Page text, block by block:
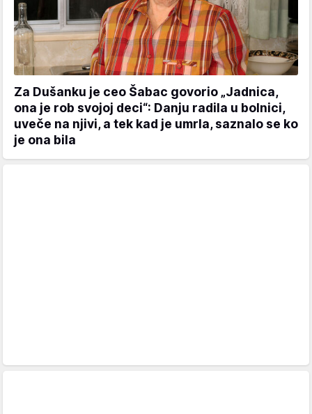
Za Dušanku je ceo Šabac govorio „Jadnica,
ona je rob svojoj deci“: Danju radila u bolnici,
uveče na njivi, a tek kad je umrla, saznalo se ko
je ona bila